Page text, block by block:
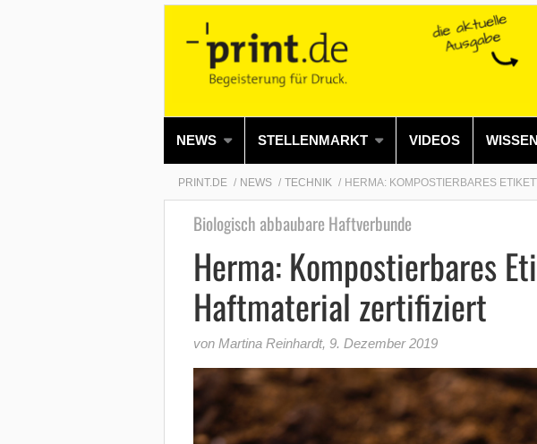
NEWS STELLENMARKT VIDEOS WISSEN
PRINT.DE NEWS TECHNIK HERMA: KOMPOSTIERBARES
Biologisch abbaubare Haftverbunde
Herma: Kompostierbares
Haftmaterial zertifiziert
von Martina Reinhardt, 9. Dezember 2019